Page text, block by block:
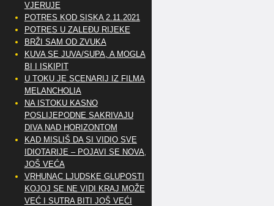
VJERUJE
POTRES KOD SISKA 2.11.2021
POTRES U ZALEĐU RIJEKE
BRŽI SAM OD ZVUKA
KUVA SE JUVA/SUPA, A MOGLA
BI I ISKIPIT
U TOKU JE SCENARIJ IZ FILMA
MELANCHOLIA
NA ISTOKU KASNO
POSLIJEPODNE SAKRIVAJU
DIVA NAD HORIZONTOM
KAD MISLIŠ DA SI VIDIO SVE
IDIOTARIJE – POJAVI SE NOVA,..
JOŠ VEĆA
VRHUNAC LJUDSKE GLUPOSTI
KOJOJ SE NE VIDI KRAJ MOŽE
VEĆ I SUTRA BITI JOŠ VEĆI